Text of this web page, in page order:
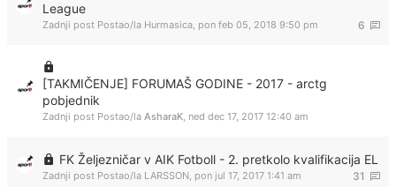
League
6
Zadnji post Postao/la Hurmasica, pon feb 05, 2018 9:50 pm
[TAKMIČENJE] FORUMAŠ GODINE - 2017 - arctg
pobjednik
Zadnji post Postao/la AsharaK, ned dec 17, 2017 12:40 am
FK Željezničar v AIK Fotboll - 2. pretkolo kvalifikacija EL
31
Zadnji post Postao/la LARSSON, pon jul 17, 2017 1:41 am